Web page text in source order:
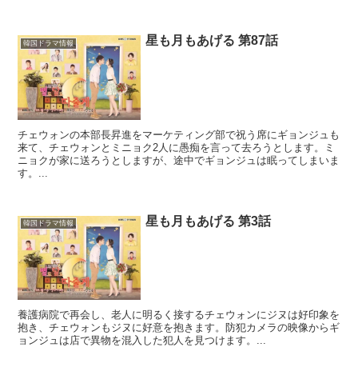
韓国ドラマ情報 星も月もあげる 第87話
チェウォンの本部長昇進をマーケティング部で祝う席にギョンジュも
来て、チェウォンとミニョク2人に愚痴を言って去ろうとします。ミ
ニョクが家に送ろうとしますが、途中でギョンジュは眠ってしまいま
す。...
韓国ドラマ情報 星も月もあげる 第3話
養護病院で再会し、老人に明るく接するチェウォンにジヌは好印象を
抱き、チェウォンもジヌに好意を抱きます。防犯カメラの映像からギ
ョンジュは店で異物を混入した犯人を見つけます。...